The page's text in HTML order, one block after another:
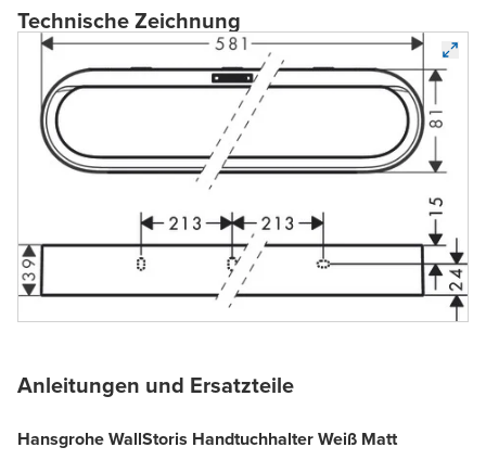
Technische Zeichnung
Anleitungen und Ersatzteile
Hansgrohe WallStoris Handtuchhalter Weiß Matt